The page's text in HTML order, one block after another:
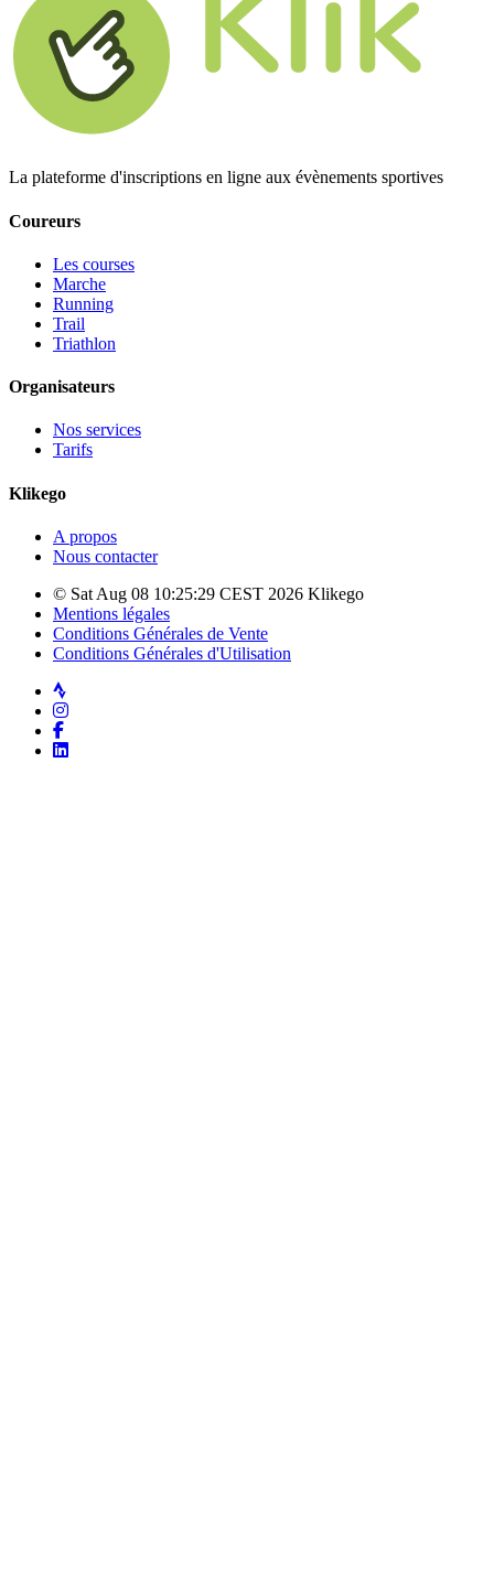
La plateforme d'inscriptions en ligne aux évènements sportives
Coureurs
Les courses
Marche
Running
Trail
Triathlon
Organisateurs
Nos services
Tarifs
Klikego
A propos
Nous contacter
© Sat Aug 08 10:25:29 CEST 2026 Klikego
Mentions légales
Conditions Générales de Vente
Conditions Générales d'Utilisation
Strava
Instagram
Facebook
LinkedIn